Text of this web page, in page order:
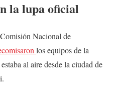
la lupa oficial
Nacional de
los equipos de la
al aire desde la ciudad de